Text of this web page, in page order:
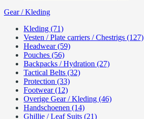
Gear / Kleding
Kleding (71)
Vesten / Plate carriers / Chestrigs (127)
Headwear (59)
Pouches (56)
Backpacks / Hydration (27)
Tactical Belts (32)
Protection (33)
Footwear (12)
Overige Gear / Kleding (46)
Handschoenen (14)
Ghillie / Leaf Suits (21)